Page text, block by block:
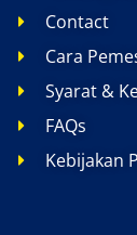
Contact
Cara
Syarat &
FAQs
Kebijakan